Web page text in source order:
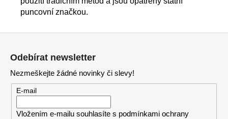
puncovní značkou.
Odebírat newsletter
Nezmeškejte žádné novinky či slevy!
E-mail
Vložením e-mailu souhlasíte s podmínkami ochrany